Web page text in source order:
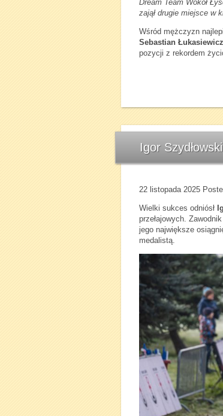
Dream Team Wokół
zajął drugie miejsce w
Wśród mężczyzn
Sebastian Łukasiewicz
pozycji z rekordem
Igor
22 listopada 2025
Wielki sukces odniósł
przełajowych.
jego największe
medalistą.